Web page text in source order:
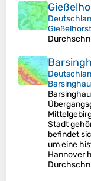
Gießelhorst
Stadt
befindet
um eine
Hannover